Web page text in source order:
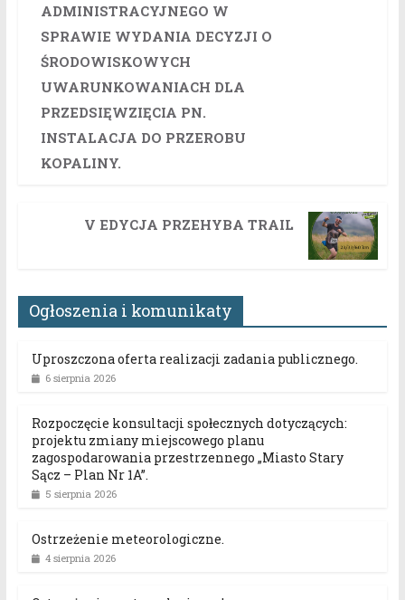
ADMINISTRACYJNEGO W
SPRAWIE WYDANIA DECYZJI O
ŚRODOWISKOWYCH
UWARUNKOWANIACH DLA
PRZEDSIĘWZIĘCIA PN.
INSTALACJA DO PRZEROBU
KOPALINY.
V EDYCJA PRZEHYBA TRAIL
Ogłoszenia i komunikaty
Uproszczona oferta realizacji zadania publicznego.
6 sierpnia 2026
Rozpoczęcie konsultacji społecznych dotyczących:
projektu zmiany miejscowego planu
zagospodarowania przestrzennego „Miasto Stary
Sącz – Plan Nr 1A”.
5 sierpnia 2026
Ostrzeżenie meteorologiczne.
4 sierpnia 2026